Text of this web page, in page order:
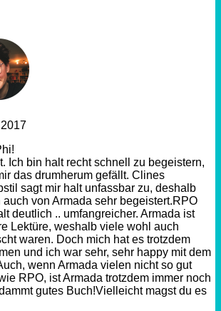
Ich bin halt recht schnell zu begeistern,
das drumherum gefällt. Clines
sagt mir halt unfassbar zu, deshalb
auch von Armada sehr begeistert.RPO
deutlich .. umfangreicher. Armada ist
Lektüre, weshalb viele wohl auch
waren. Doch mich hat es trotzdem
und ich war sehr, sehr happy mit dem
wenn Armada vielen nicht so gut
RPO, ist Armada trotzdem immer noch
gutes Buch!Vielleicht magst du es